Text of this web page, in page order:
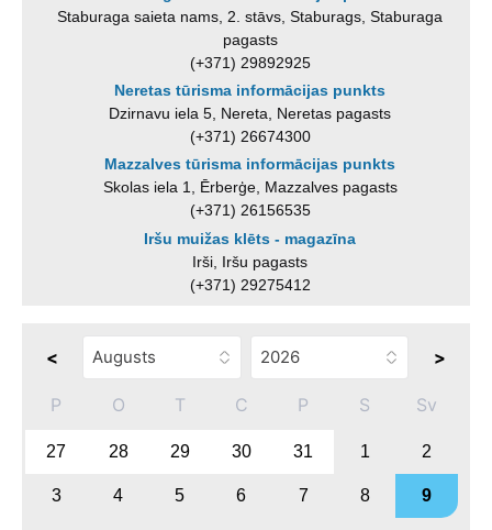
Staburaga saieta nams, 2. stāvs, Staburags, Staburaga
pagasts
(+371) 29892925
Neretas tūrisma informācijas punkts
Dzirnavu iela 5, Nereta, Neretas pagasts
(+371) 26674300
Mazzalves tūrisma informācijas punkts
Skolas iela 1, Ērberģe, Mazzalves pagasts
(+371) 26156535
Iršu muižas klēts - magazīna
Irši, Iršu pagasts
(+371) 29275412
< >
P O T C P S Sv
27 28 29 30 31 1 2
3 4 5 6 7 8 9